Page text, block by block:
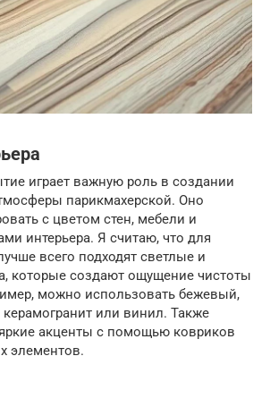
играет важную роль в создании
парикмахерской. Оно
с цветом стен, мебели и
интерьера. Я считаю, что для
всего подходят светлые и
которые создают ощущение чистоты
можно использовать бежевый,
или винил. Также
акценты с помощью ковриков
элементов.